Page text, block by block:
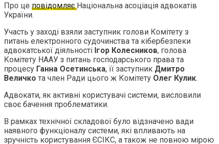
Про це повідомляєНаціональна асоціація адвокатів
України.
Участь у заході взяли заступник голови Комітету з
питань електронного судочинства та кібербезпеки
адвокатської діяльності Ігор Колесников, голова
Комітету НААУ з питань господарського права та
процесу Ганна Осетинська, її заступник Дмитро
Величко та член Ради цього ж Комітету Олег Кулик.
Адвокати, як активні користувачі системи, висловили
своє бачення проблематики.
В рамках технічної складової було відзначено вади
наявного функціоналу системи, які впливають на
зручність користування ЄСІКС, а також не повною мірою